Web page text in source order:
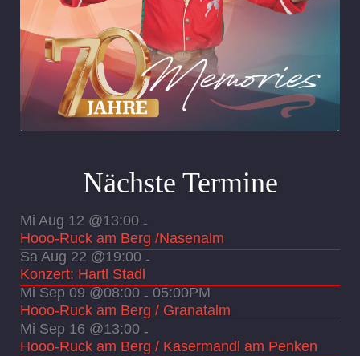
Nächste Termine
Mi Aug 12 @13:00 -
Hooo-Ruck am Berg /Nasenalm
Sa Aug 22 @19:00 -
Konzert: Hartl Stadl
Mi Sep 09 @08:00 - 05:00PM
Hooo-Ruck am Berg / Granatalm
Mi Sep 16 @13:00 -
Hooo-Ruck am Berg / Kasermandl am Penken